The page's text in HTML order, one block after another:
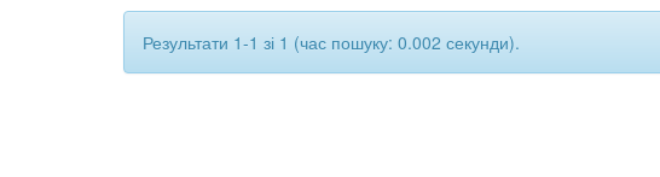
Результати 1-1 зі 1 (час пошуку: 0.002 секунди).